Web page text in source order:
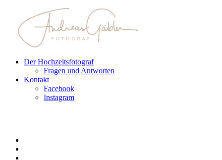
Der Hochzeitsfotograf
Fragen und Antworten
Kontakt
Facebook
Instagram